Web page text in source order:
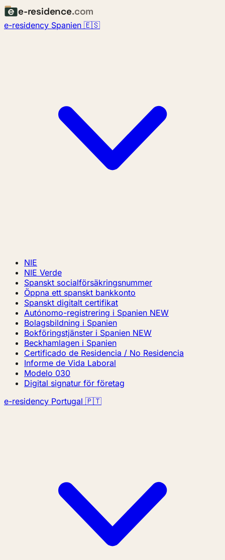
e-residence.com
e-residency Spanien 🇪🇸
NIE
NIE Verde
Spanskt socialförsäkringsnummer
Öppna ett spanskt bankkonto
Spanskt digitalt certifikat
Autónomo-registrering i Spanien NEW
Bolagsbildning i Spanien
Bokföringstjänster i Spanien NEW
Beckhamlagen i Spanien
Certificado de Residencia / No Residencia
Informe de Vida Laboral
Modelo 030
Digital signatur för företag
e-residency Portugal 🇵🇹